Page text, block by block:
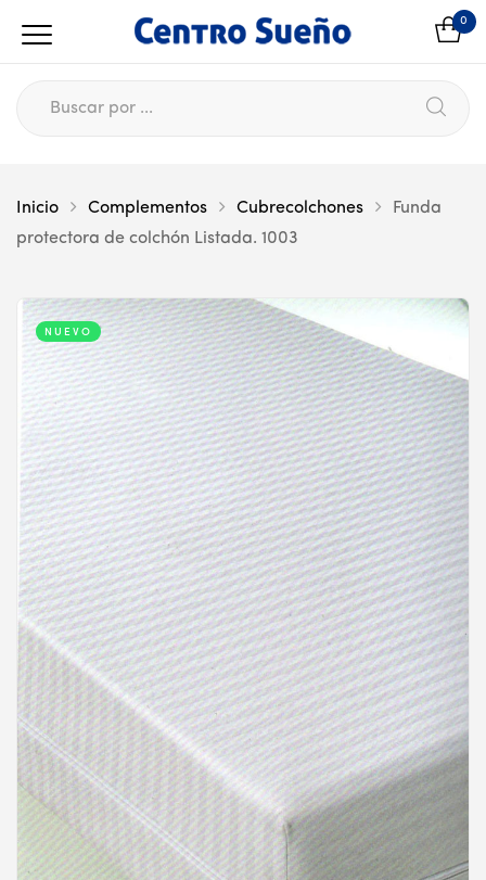
0
Inicio Complementos Cubrecolchones
Funda
protectora de colchón Listada. 1003
NUEVO